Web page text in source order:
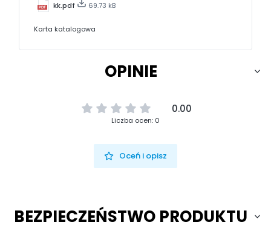
kk.pdf 69.73 kB
Karta katalogowa
OPINIE
0.00
Liczba ocen: 0
Oceń i opisz
BEZPIECZEŃSTWO PRODUKTU